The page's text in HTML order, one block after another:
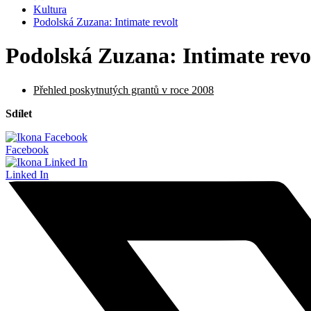
Kultura
Podolská Zuzana: Intimate revolt
Podolská Zuzana: Intimate
Přehled poskytnutých grantů v roce 2008
Sdílet
Facebook
Linked In